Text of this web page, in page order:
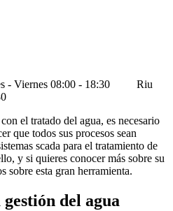
- Viernes 08:00 - 18:30
Riu
el tratado del agua, es necesario
que todos sus procesos sean
scada para el tratamiento de
y si quieres conocer más sobre su
sobre esta gran herramienta.
del agua